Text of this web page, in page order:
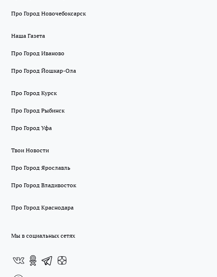
Про Город Новочебоксарск
Наша Газета
Про Город Иваново
Про Город Йошкар-Ола
Про Город Курск
Про Город Рыбинск
Про Город Уфа
Твои Новости
Про Город Ярославль
Про Город Владивосток
Про Город Краснодара
Мы в социальных сетях